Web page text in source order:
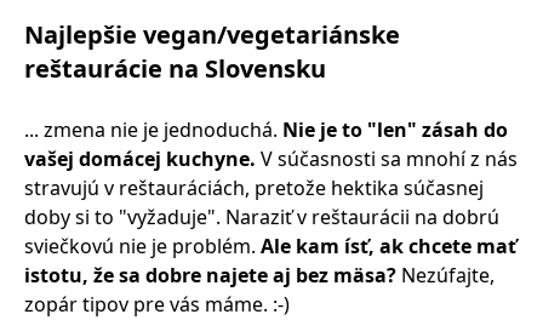
Najlepšie vegan/vegetariánske
reštaurácie na Slovensku
... zmena nie je jednoduchá. Nie je to "len" zásah do
vašej domácej kuchyne. V súčasnosti sa mnohí z nás
stravujú v reštauráciách, pretože hektika súčasnej
doby si to "vyžaduje". Naraziť v reštaurácii na dobrú
sviečkovú nie je problém. Ale kam ísť, ak chcete mať
istotu, že sa dobre najete aj bez mäsa? Nezúfajte,
zopár tipov pre vás máme. :-)